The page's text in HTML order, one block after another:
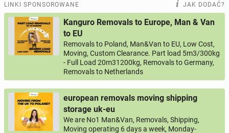
LINKI SPONSOROWANE JAK DODAĆ?
Kanguro Removals to Europe, Man & Van
to EU
Removals to Poland, Man&Van to EU, Low Cost,
Moving, Custom Clearance. Part load 5m3/300kg
- Full Load 20m31200kg, Removals to Germany,
Removals to Netherlands
european removals moving shipping
storage uk-eu
We are No1 Man&Van, Removals, Shipping,
Moving operating 6 days a week, Monday-